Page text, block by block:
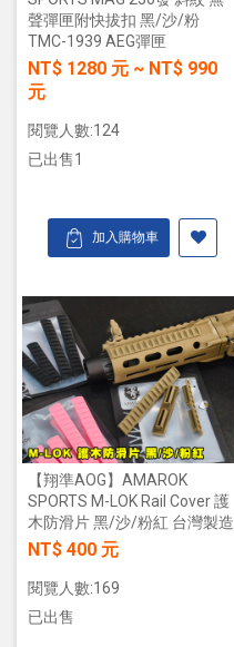
聲彈匣附快拔扣 黑/沙/粉
TMC-1939 AEG彈匣
NT$ 1280 元 ~ NT$ 990
元
閱覽人數:124
已出售1
加入購物車
【翔準AOG】AMAROK
SPORTS M-LOK Rail Cover 護
木防滑片 黑/沙/粉紅 台灣製造
NT$ 400 元
閱覽人數:169
已出售